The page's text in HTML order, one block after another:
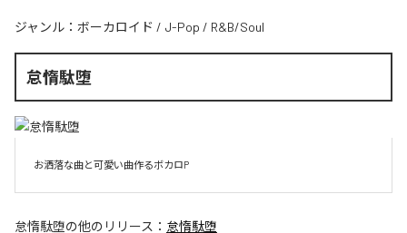
ジャンル： ボーカロイド / J-Pop / R&B/Soul
怠惰駄堕
お洒落な曲と可愛い曲作るボカロP
怠惰駄堕の他のリリース： 怠惰駄堕